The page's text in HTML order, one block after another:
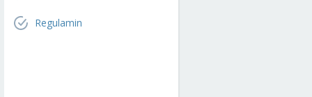
Regulamin